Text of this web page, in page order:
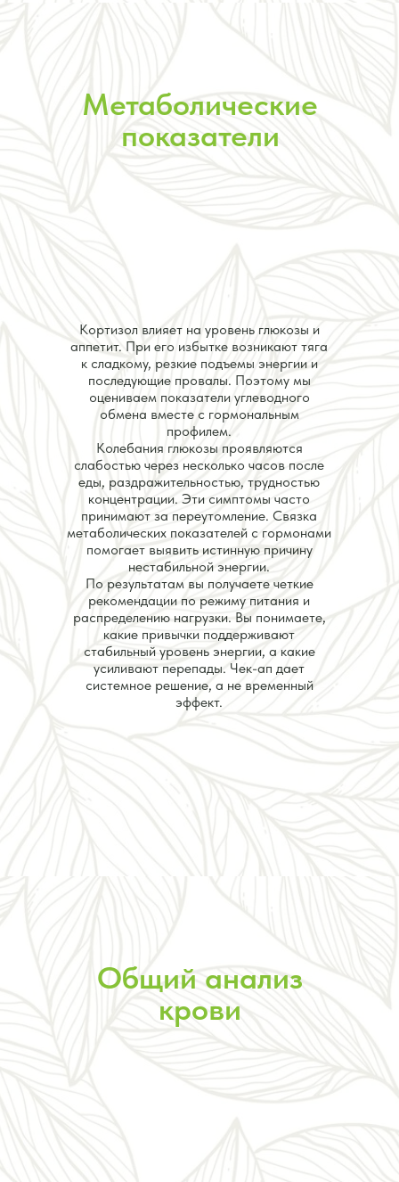
Метаболические
показатели
Кортизол влияет на уровень глюкозы и
аппетит. При его избытке возникают тяга
к сладкому, резкие подъемы энергии и
последующие провалы. Поэтому мы
оцениваем показатели углеводного
обмена вместе с гормональным
профилем.
Колебания глюкозы проявляются
слабостью через несколько часов после
еды, раздражительностью, трудностью
концентрации. Эти симптомы часто
принимают за переутомление. Связка
метаболических показателей с гормонами
помогает выявить истинную причину
нестабильной энергии.
По результатам вы получаете четкие
рекомендации по режиму питания и
распределению нагрузки. Вы понимаете,
какие привычки поддерживают
стабильный уровень энергии, а какие
усиливают перепады. Чек-ап дает
системное решение, а не временный
эффект.
Общий анализ
крови